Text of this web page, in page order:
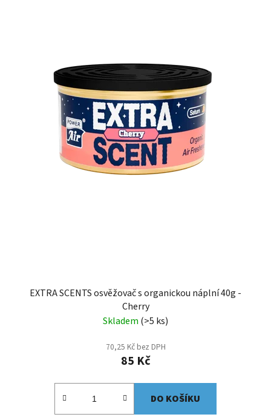
EXTRA SCENTS osvěžovač s organickou náplní 40g -
Cherry
Skladem (>5 ks)
70,25 Kč bez DPH
85 Kč
DO KOŠÍKU